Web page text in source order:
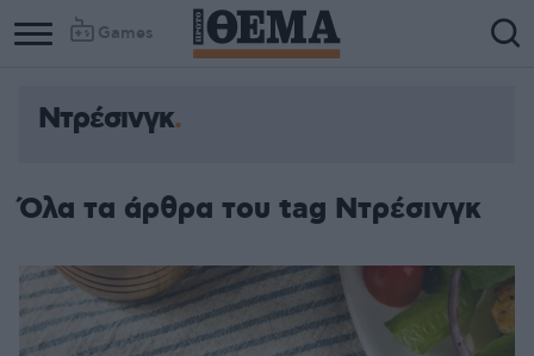
Games
Ντρέσινγκ
Όλα τα άρθρα του tag Ντρέσινγκ